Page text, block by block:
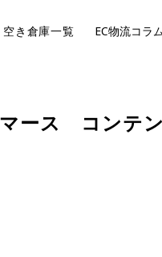
空き倉庫一覧 EC物流コラ
ース コンテ